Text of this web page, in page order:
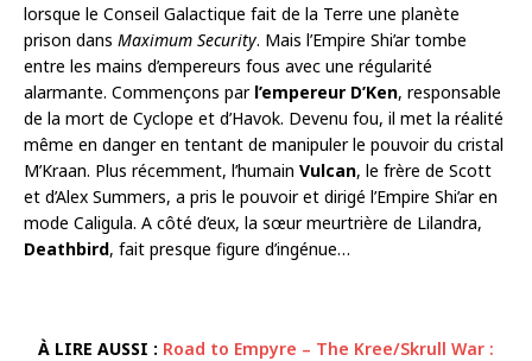
lorsque le Conseil Galactique fait de la Terre une planète
prison dans Maximum Security. Mais l’Empire Shi’ar tombe
entre les mains d’empereurs fous avec une régularité
alarmante. Commençons par l’empereur D’Ken, responsable
de la mort de Cyclope et d’Havok. Devenu fou, il met la réalité
même en danger en tentant de manipuler le pouvoir du cristal
M’Kraan. Plus récemment, l’humain Vulcan, le frère de Scott
et d’Alex Summers, a pris le pouvoir et dirigé l’Empire Shi’ar en
mode Caligula. A côté d’eux, la sœur meurtrière de Lilandra,
Deathbird, fait presque figure d’ingénue…
À LIRE AUSSI : Road to Empyre – The Kree/Skrull War :